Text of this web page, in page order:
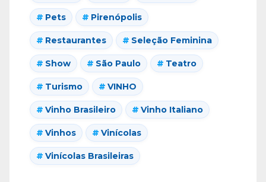
Pets Pirenópolis
Restaurantes Seleção Feminina
Show São Paulo Teatro
Turismo VINHO
Vinho Brasileiro Vinho Italiano
Vinhos Vinícolas
Vinícolas Brasileiras